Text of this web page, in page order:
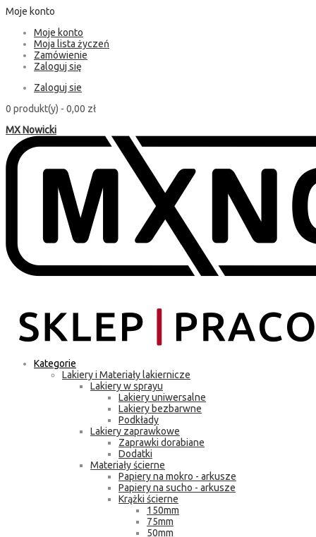
Moje konto
Moje konto
Moja lista życzeń
Zamówienie
Zaloguj się
Zaloguj sie
0 produkt(y) - 0,00 zł
MX Nowicki
Kategorie
Lakiery i Materiały lakiernicze
Lakiery w sprayu
Lakiery uniwersalne
Lakiery bezbarwne
Podkłady
Lakiery zaprawkowe
Zaprawki dorabiane
Dodatki
Materiały ścierne
Papiery na mokro - arkusze
Papiery na sucho - arkusze
Krążki ścierne
150mm
75mm
50mm